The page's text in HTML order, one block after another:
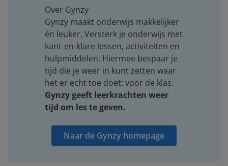
Over Gynzy
Gynzy maakt onderwijs makkelijker
én leuker. Versterk je onderwijs met
kant-en-klare lessen, activiteiten en
hulpmiddelen. Hiermee bespaar je
tijd die je weer in kunt zetten waar
het er echt toe doet: voor de klas.
Gynzy geeft leerkrachten weer
tijd om les te geven.
Naar de Gynzy homepage